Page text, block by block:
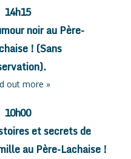
14h15
noir au Père-
! (Sans
out more »
10h00
et secrets de
au Père-Lachaise !